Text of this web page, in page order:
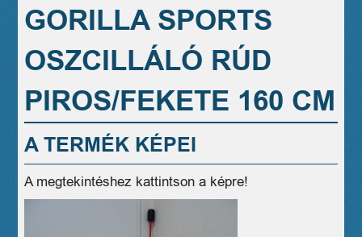
GORILLA SPORTS
OSZCILLÁLÓ RÚD
PIROS/FEKETE 160 CM
A TERMÉK KÉPEI
A megtekintéshez kattintson a képre!